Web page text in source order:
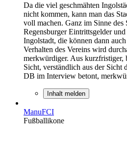
Da die viel geschmähten
nicht kommen, kann man das
voll machen. Ganz im Sinne des
Regensburger Eintrittsgelder
Ingolstadt, die können dann
Verhalten des Vereins wird
merkwürdiger. Aus kurzfristiger,
Sicht, verständlich aus der
DB im Interview betont,
Inhalt melden
ManuFCI
Fußballikone